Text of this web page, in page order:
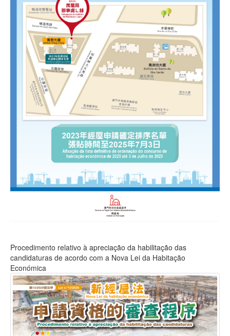
Procedimento relativo à apreciação da habilitação das
candidaturas de acordo com a Nova Lei da Habitação
Económica